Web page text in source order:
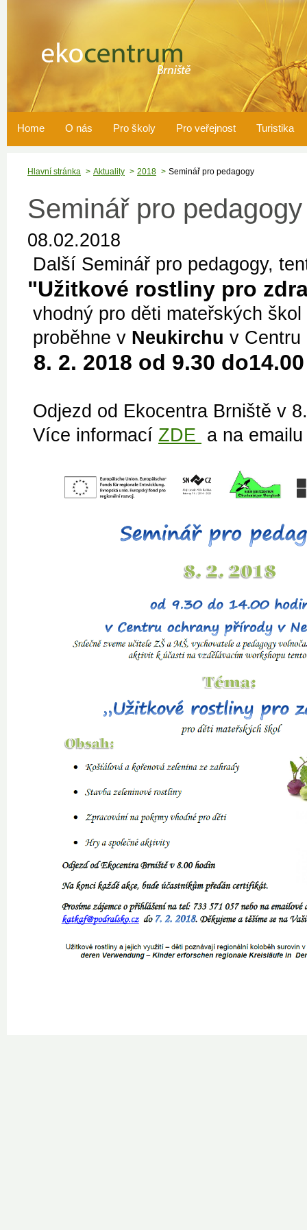
Home O nás Pro školy Pro veřejnost Turistika
Hlavní stránka Aktuality 2018 Seminář pro pedagogy
Seminář pro pedagogy
08.02.2018
Další Seminář pro pedagogy,
"Užitkové rostliny pro
vhodný pro děti mateřských škol
proběhne v Neukirchu v Centru
8. 2. 2018 od 9.30
Odjezd od Ekocentra Brniště v
Více informací ZDE a na